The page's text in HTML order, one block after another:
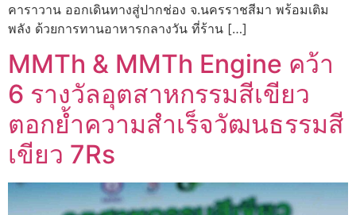
คาราวาน ออกเดินทางสู่ปากช่อง จ.นครราชสีมา พร้อมเติม
พลัง ด้วยการทานอาหารกลางวัน ที่ร้าน […]
MMTh & MMTh Engine คว้า
6 รางวัลอุตสาหกรรมสีเขียว
ตอกย้ำความสำเร็จวัฒนธรรมสี
เขียว 7Rs